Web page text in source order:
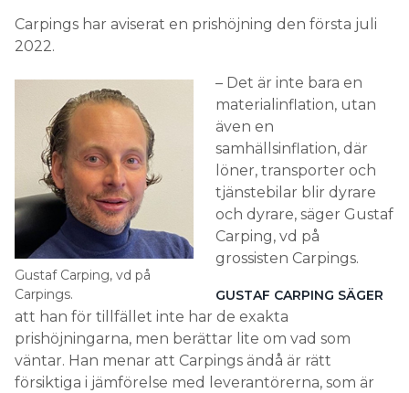
Carpings har aviserat en prishöjning den första juli
2022.
Gustaf Carping, vd på
Carpings.
– Det är inte bara en
materialinflation, utan
även en
samhällsinflation, där
löner, transporter och
tjänstebilar blir dyrare
och dyrare, säger Gustaf
Carping, vd på
grossisten Carpings.
GUSTAF CARPING SÄGER
att han för tillfället inte har de exakta
prishöjningarna, men berättar lite om vad som
väntar. Han menar att Carpings ändå är rätt
försiktiga i jämförelse med leverantörerna, som är